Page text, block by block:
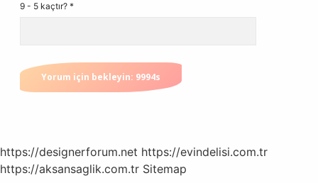
9 - 5 kaçtır? *
https://designerforum.net https://evindelisi.com.tr
https://aksansaglik.com.tr Sitemap